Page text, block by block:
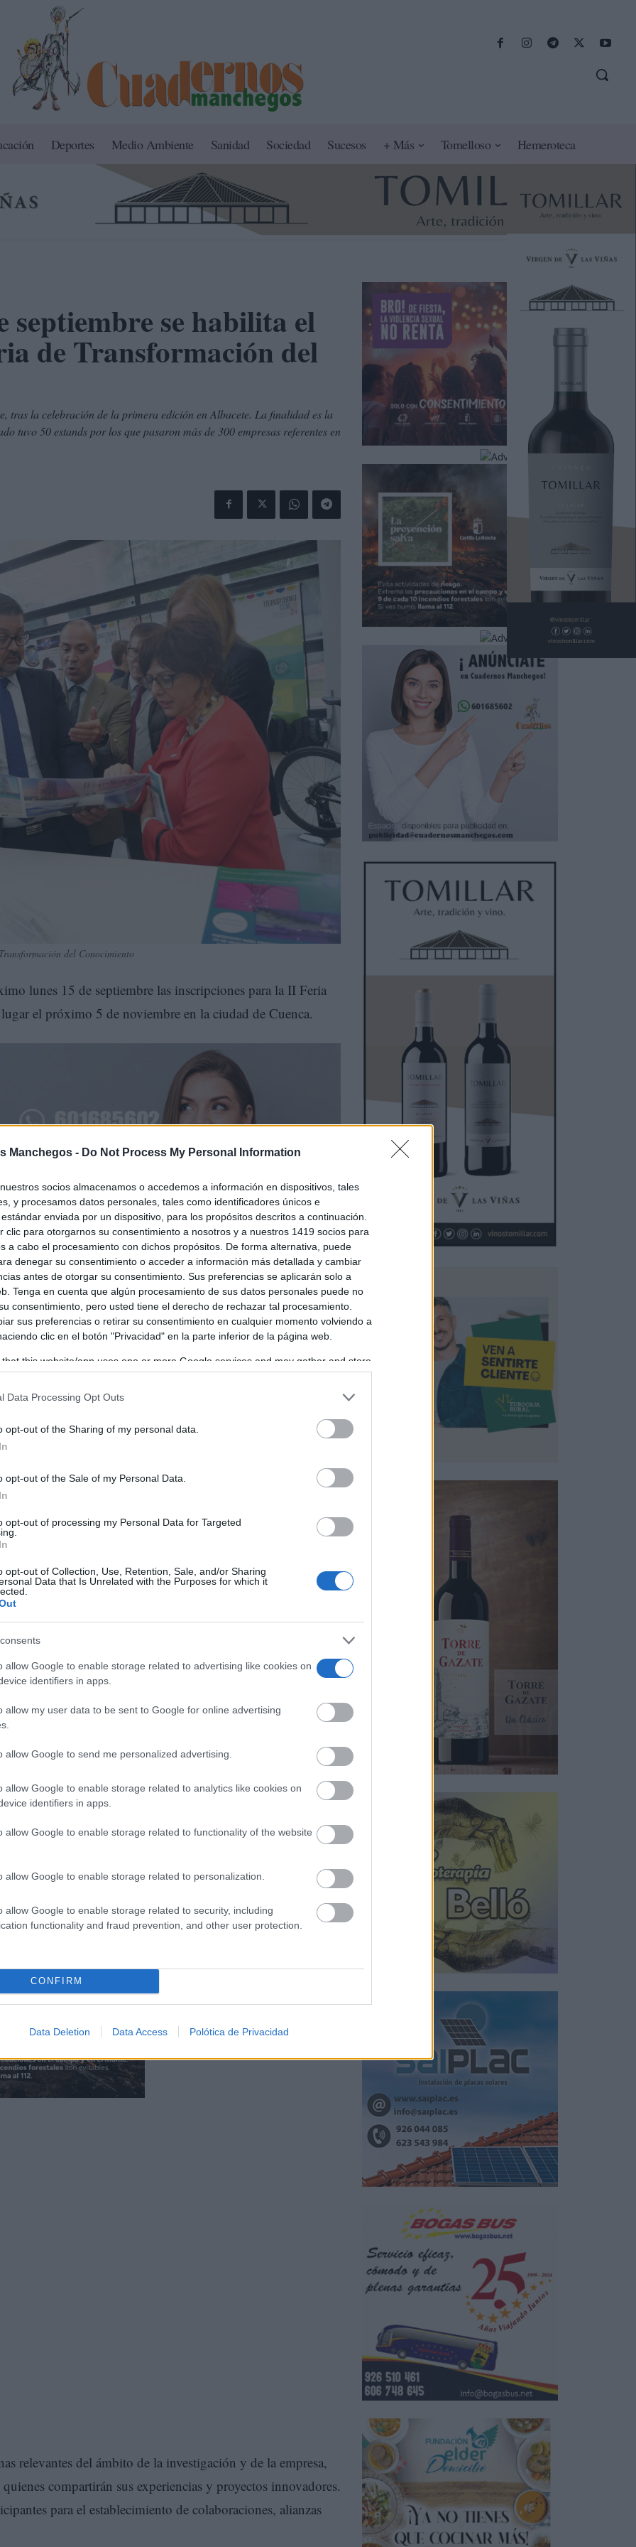
Manchegos - Do Not Process My Personal Information
socios almacenamos o accedemos a información en dispositivos, tales
y procesamos datos personales, tales como identificadores únicos e
enviada por un dispositivo, para los propósitos descritos a continuación.
clic para otorgarnos su consentimiento a nosotros y a nuestros 1419 socios para
a cabo el procesamiento con dichos propósitos. De forma alternativa, puede
denegar su consentimiento o acceder a información más detallada y cambiar
antes de otorgar su consentimiento. Sus preferencias se aplicarán solo a
Tenga en cuenta que algún procesamiento de sus datos personales puede no
consentimiento, pero usted tiene el derecho de rechazar tal procesamiento.
sus preferencias o retirar su consentimiento en cualquier momento volviendo a
clic en el botón "Privacidad" en la parte inferior de la página web.
that this website/app uses one or more Google services and may gather and store
but not limited to your visit or usage behaviour. You may click to grant or
consent section.
Data Processing Opt Outs
opt-out of the Sharing of my personal data.
opt-out of the Sale of my Personal Data.
opt-out of processing my Personal Data for Targeted
opt-out of Collection, Use, Retention, Sale, and/or Sharing
Data that Is Unrelated with the Purposes for which it
allow Google to enable storage related to advertising like cookies on
identifiers in apps.
allow my user data to be sent to Google for online advertising
allow Google to send me personalized advertising.
allow Google to enable storage related to analytics like cookies on
identifiers in apps.
allow Google to enable storage related to functionality of the website
allow Google to enable storage related to personalization.
allow Google to enable storage related to security, including
functionality and fraud prevention, and other user protection.
CONFIRM
Data Deletion Data Access Polótica de Privacidad
Deportes Medio Ambiente Sanidad Sociedad Sucesos + Más Tomelloso Hemeroteca
septiembre se habilita el
de Transformación del
tras la celebración de la primera edición en Albacete. La finalidad es la
tuvo 50 estands por los que pasaron más de 300 empresas referentes en
del Conocimiento
lunes 15 de septiembre las inscripciones para la II Feria
el próximo 5 de noviembre en la ciudad de Cuenca.
Page, tras la celebración de la primera edición en
tipo de iniciativa que el año pasado tuvo 50 estands por los
distintos sectores empresariales.
colaboración entre empresas, instituciones académicas,
la transferencia de conocimiento y la innovación
relevantes del ámbito de la investigación y de la empresa,
compartirán sus experiencias y proyectos innovadores.
para el establecimiento de colaboraciones, alianzas